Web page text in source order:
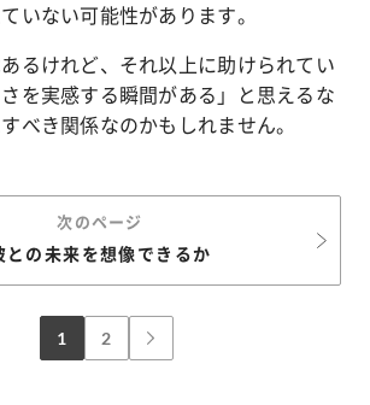
いない可能性があります。
るけれど、それ以上に助けられてい
を実感する瞬間がある」と思えるな
べき関係なのかもしれません。
次のページ
との未来を想像できるか
1 2